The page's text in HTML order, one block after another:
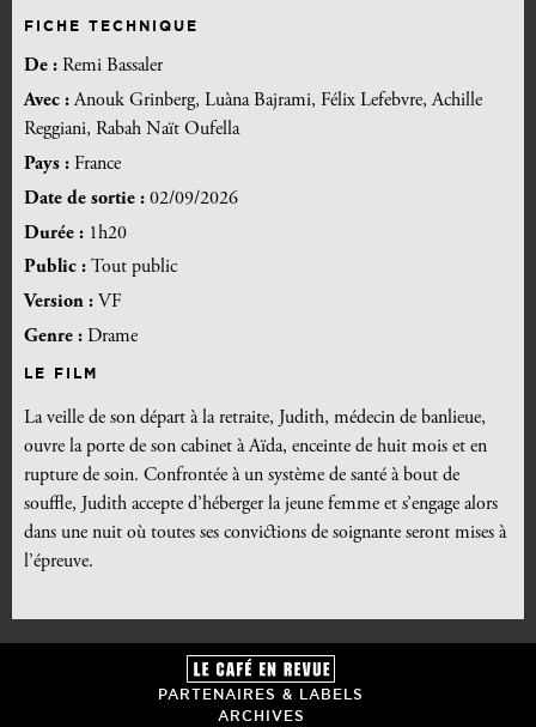
FICHE TECHNIQUE
De : Remi Bassaler
Avec :Anouk Grinberg, Luàna Bajrami, Félix Lefebvre, Achille
Reggiani, Rabah Naït Oufella
Pays : France
Date de sortie : 02/09/2026
Durée : 1h20
Public : Tout public
Version : VF
Genre : Drame
LE FILM
La veille de son départ à la retraite, Judith, médecin de banlieue,
ouvre la porte de son cabinet à Aïda, enceinte de huit mois et en
rupture de soin. Confrontée à un système de santé à bout de
souffle, Judith accepte d’héberger la jeune femme et s’engage alors
dans une nuit où toutes ses convictions de soignante seront mises à
l’épreuve.
PARTENAIRES & LABELS
ARCHIVES